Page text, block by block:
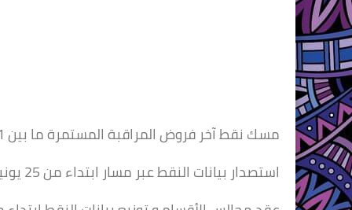
مسك نقط آخر فروض المراقبة المستمرة ما بين 11 و 18 يونيو 2021
استصدار بيانات النقط عبر مسار ابتداء من 25 يونيو 2021